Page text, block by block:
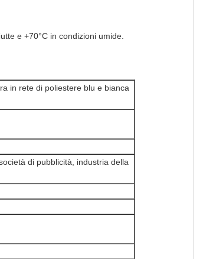
e +70°C in condizioni umide.
in rete di poliestere blu e bianca
di pubblicità, industria della